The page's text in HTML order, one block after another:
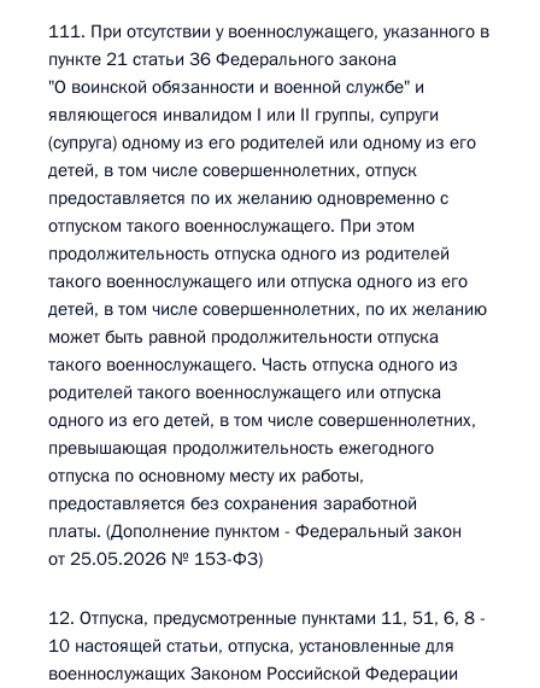
111. При отсутствии у военнослужащего, указанного в
пункте 21 статьи 36 Федерального закона
"О воинской обязанности и военной службе" и
являющегося инвалидом I или II группы, супруги
(супруга) одному из его родителей или одному из его
детей, в том числе совершеннолетних, отпуск
предоставляется по их желанию одновременно с
отпуском такого военнослужащего. При этом
продолжительность отпуска одного из родителей
такого военнослужащего или отпуска одного из его
детей, в том числе совершеннолетних, по их желанию
может быть равной продолжительности отпуска
такого военнослужащего. Часть отпуска одного из
родителей такого военнослужащего или отпуска
одного из его детей, в том числе совершеннолетних,
превышающая продолжительность ежегодного
отпуска по основному месту их работы,
предоставляется без сохранения заработной
платы. (Дополнение пунктом - Федеральный закон
от 25.05.2026 № 153-ФЗ)
12. Отпуска, предусмотренные пунктами 11, 51, 6, 8 -
10 настоящей статьи, отпуска, установленные для
военнослужащих Законом Российской Федерации